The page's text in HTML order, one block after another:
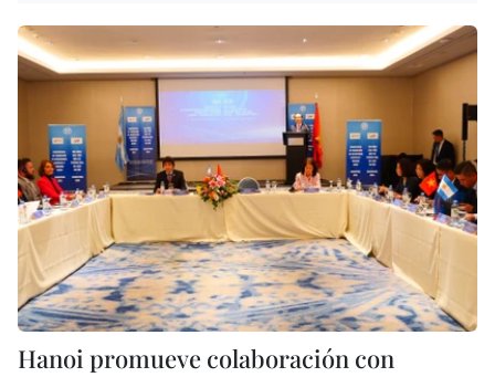
Hanoi promueve colaboración con